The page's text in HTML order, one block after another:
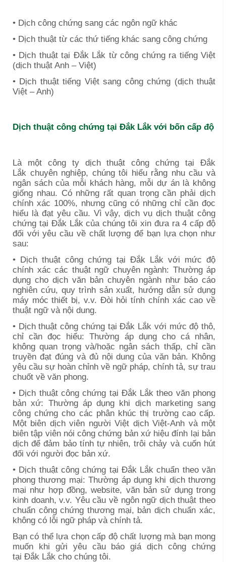
• Dịch công chứng sang các ngôn ngữ khác
• Dịch thuật từ các thứ tiếng khác sang công chứng
• Dịch thuật tại Đắk Lắk từ công chứng ra tiếng Việt
(dịch thuật Anh – Việt)
• Dịch thuật tiếng Việt sang công chứng (dịch thuật
Việt – Anh)
Dịch thuật công chứng tại Đắk Lắk với bốn cấp độ
Là một công ty dịch thuật công chứng tại Đắk
Lắk chuyên nghiệp, chúng tôi hiểu rằng nhu cầu và
ngân sách của mỗi khách hàng, mỗi dự án là không
giống nhau. Có những rất quan trọng cần phải dịch
chính xác 100%, nhưng cũng có những chỉ cần đọc
hiểu là đạt yêu cầu. Vì vậy, dịch vụ dịch thuật công
chứng tại Đắk Lắk của chúng tôi xin đưa ra 4 cấp độ
đối với yêu cầu về chất lượng để bạn lựa chọn như
sau:
• Dịch thuật công chứng tại Đắk Lắk với mức độ
chính xác các thuật ngữ chuyên ngành: Thường áp
dụng cho dịch văn bản chuyên ngành như báo cáo
nghiên cứu, quy trình sản xuất, hướng dẫn sử dụng
máy móc thiết bị, v.v. Đòi hỏi tính chính xác cao về
thuật ngữ và nội dung.
• Dịch thuật công chứng tạiĐắk Lắk với mức độ thô,
chỉ cần đọc hiểu: Thường áp dụng cho cá nhân,
không quan trọng và/hoặc ngân sách thấp, chỉ cần
truyền đạt đúng và đủ nội dung của văn bản. Không
yêu cầu sự hoàn chỉnh về ngữ pháp, chính tả, sự trau
chuốt về văn phong.
• Dịch thuật công chứng tại Đắk Lắk theo văn phong
bản xứ: Thường áp dụng khi dịch marketing sang
công chứng cho các phân khúc thị trường cao cấp.
Một biên dịch viên người Việt dịch Việt-Anh và một
biên tập viên nói công chứng bản xứ hiệu đính lại bản
dịch để đảm bảo tính tự nhiên, trôi chảy và cuốn hút
đối với người đọc bản xứ.
• Dịch thuật công chứng tại Đắk Lắk chuẩn theo văn
phong thương mại: Thường áp dụng khi dịch thương
mại như hợp đồng, website, văn bản sử dụng trong
kinh doanh, v.v. Yêu cầu về ngôn ngữ dịch thuật theo
chuẩn công chứng thương mại, bản dịch chuẩn xác,
không có lỗi ngữ pháp và chính tả.
Bạn có thể lựa chọn cấp độ chất lượng mà bạn mong
muốn khi gửi yêu cầu báo giá dịch công chứng
tại Đắk Lắk cho chúng tôi.